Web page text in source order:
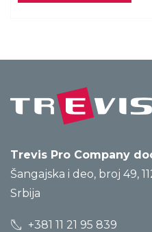
Trevis Pro Company
Šangajska i deo, broj 49,
Srbija
+381 11 21 95 839